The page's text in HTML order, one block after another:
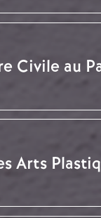
Civile au
Arts